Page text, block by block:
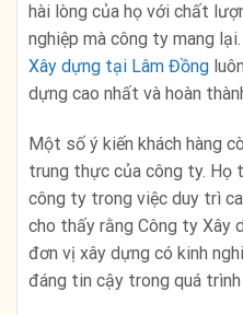
hài lòng của họ với chất
nghiệp mà công ty mang
Xây dựng tại Lâm Đồng
dựng cao nhất và hoàn
Một số ý kiến khách hàng
trung thực của công ty. Họ
công ty trong việc duy trì
cho thấy rằng Công ty Xây
đơn vị xây dựng có kinh
đáng tin cậy trong quá trình